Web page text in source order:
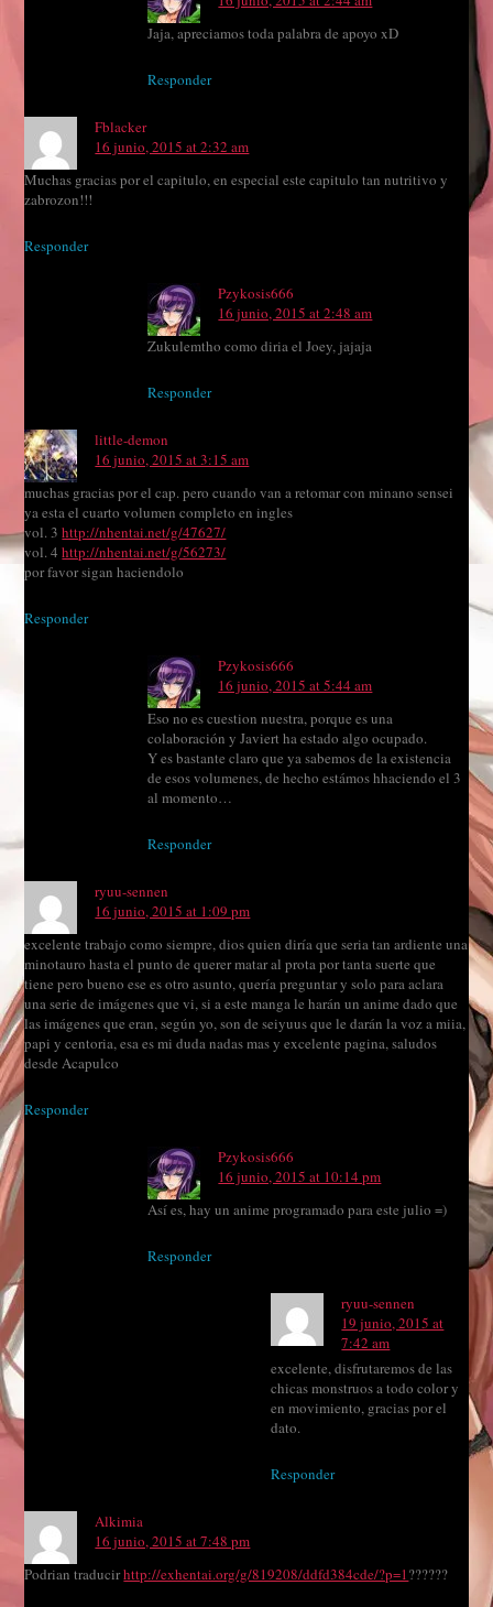
Jaja, apreciamos toda palabra de apoyo xD
Responder
Fblacker
16 junio, 2015 at 2:32 am
Muchas gracias por el capitulo, en especial este capitulo tan nutritivo y
zabrozon!!!
Responder
Pzykosis666
16 junio, 2015 at 2:48 am
Zukulemtho como diria el Joey, jajaja
Responder
little-demon
16 junio, 2015 at 3:15 am
muchas gracias por el cap. pero cuando van a retomar con minano sensei
ya esta el cuarto volumen completo en ingles
vol. 3http://nhentai.net/g/47627/
vol. 4http://nhentai.net/g/56273/
por favor sigan haciendolo
Responder
Pzykosis666
16 junio, 2015 at 5:44 am
Eso no es cuestion nuestra, porque es una
colaboración y Javiert ha estado algo ocupado.
Y es bastante claro que ya sabemos de la existencia
de esos volumenes, de hecho estámos hhaciendo el 3
al momento…
Responder
ryuu-sennen
16 junio, 2015 at 1:09 pm
excelente trabajo como siempre, dios quien diría que seria tan ardiente una
minotauro hasta el punto de querer matar al prota por tanta suerte que
tiene pero bueno ese es otro asunto, quería preguntar y solo para aclara
una serie de imágenes que vi, si a este manga le harán un anime dado que
las imágenes que eran, según yo, son de seiyuus que le darán la voz a miia,
papi y centoria, esa es mi duda nadas mas y excelente pagina, saludos
desde Acapulco
Responder
Pzykosis666
16 junio, 2015 at 10:14 pm
Así es, hay un anime programado para este julio =)
Responder
ryuu-sennen
19 junio, 2015 at
7:42 am
excelente, disfrutaremos de las
chicas monstruos a todo color y
en movimiento, gracias por el
dato.
Responder
Alkimia
16 junio, 2015 at 7:48 pm
Podrian traducirhttp://exhentai.org/g/819208/ddfd384cde/?p=1??????